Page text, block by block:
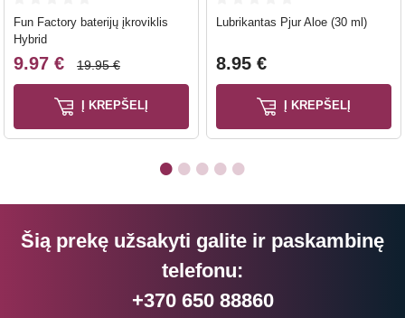
Fun Factory baterijų įkroviklis
Hybrid
9.97 € 19.95 €
Į KREPŠELĮ
Lubrikantas Pjur Aloe (30 ml)
8.95 €
Į KREPŠELĮ
Šią prekę užsakyti galite ir paskambinę
telefonu:
+370 650 88860